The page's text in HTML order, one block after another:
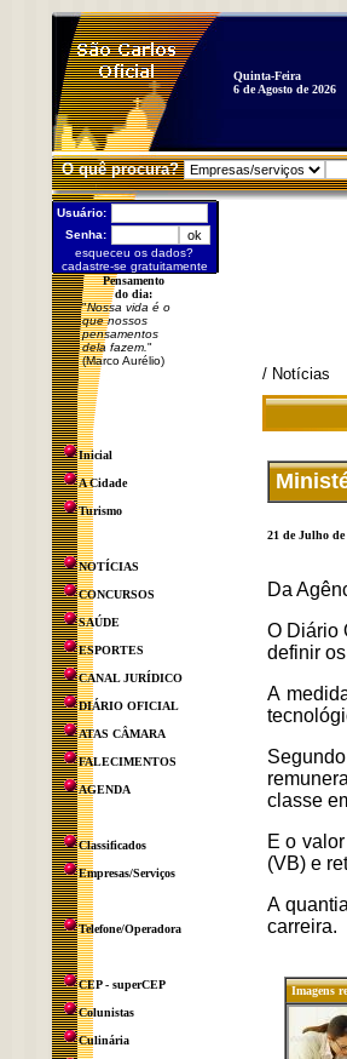
Quinta-Feira
6 de Agosto de 2026
O quê procura?
Usuário:
Senha:
esqueceu os dados?
cadastre-se gratuitamente
Pensamento
do dia:
"Nossa vida é o
que nossos
pensamentos
dela fazem. "
(Marco Aurélio)
Inicial
A Cidade
Turismo
NOTÍCIAS
CONCURSOS
SAÚDE
ESPORTES
CANAL JURÍDICO
DIÁRIO OFICIAL
ATAS CÂMARA
FALECIMENTOS
AGENDA
Classificados
Empresas/Serviços
Telefone/Operadora
CEP - superCEP
Colunistas
Culinária
/ Notícias
21 de Julho de
Da
O Diário
definir
A
classe
E o
(VB) e
A
carreira.
Imagens